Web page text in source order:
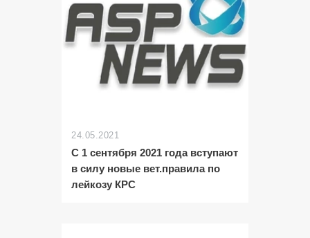
24.05.2021
С 1 сентября 2021 года вступают
в силу новые вет.правила по
лейкозу КРС